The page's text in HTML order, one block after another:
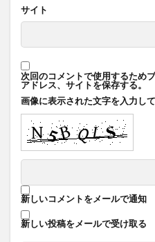
サイト
次回のコメントで使用するため
アドレス、サイトを保存する。
画像に表示された文字を入力し
新しいコメントをメールで通知
新しい投稿をメールで受け取る